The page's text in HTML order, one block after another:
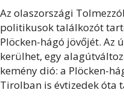
Az olaszországi
politikusok találkozót
Plöcken-hágó jövőjét.
kerülhet, egy
kemény dió: a Plöcken-
Tirolban is évtizedek óta